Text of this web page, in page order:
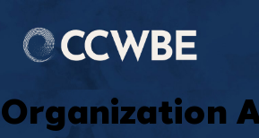
Organization